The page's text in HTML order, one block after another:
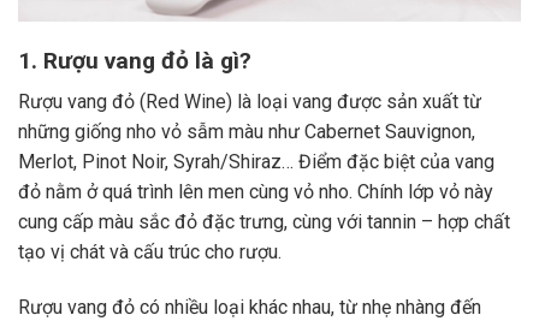
1. Rượu vang đỏ là gì?
Rượu vang đỏ (Red Wine) là loại vang được sản xuất từ
những giống nho vỏ sẫm màu như Cabernet Sauvignon,
Merlot, Pinot Noir, Syrah/Shiraz… Điểm đặc biệt của vang
đỏ nằm ở quá trình lên men cùng vỏ nho. Chính lớp vỏ này
cung cấp màu sắc đỏ đặc trưng, cùng với tannin – hợp chất
tạo vị chát và cấu trúc cho rượu.
Rượu vang đỏ có nhiều loại khác nhau, từ nhẹ nhàng đến